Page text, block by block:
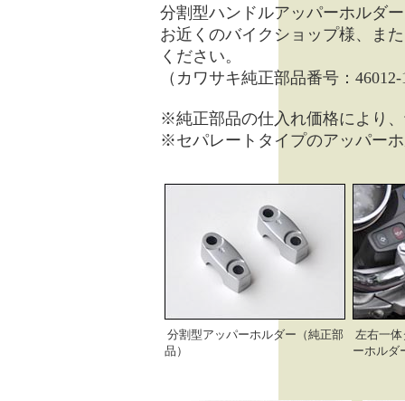
分割型ハンドルアッパーホルダ
お近くのバイクショップ様、ま
ください。
（カワサキ純正部品番号：
※純正部品の仕入れ価格により
※セパレートタイプのアッパー
分割型アッパーホルダー（純正部
品）
左右一
ーホルダ